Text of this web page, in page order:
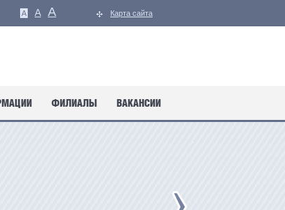
Карта сайта
A A A
ФИЛИАЛЫ ВАКАНСИИ